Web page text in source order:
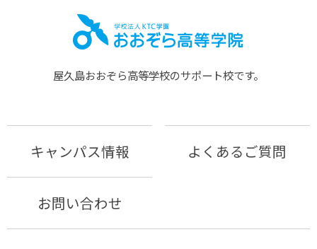
屋久島おおぞら⾼等学校のサポート校です。
キャンパス情報 よくあるご質問
お問い合わせ